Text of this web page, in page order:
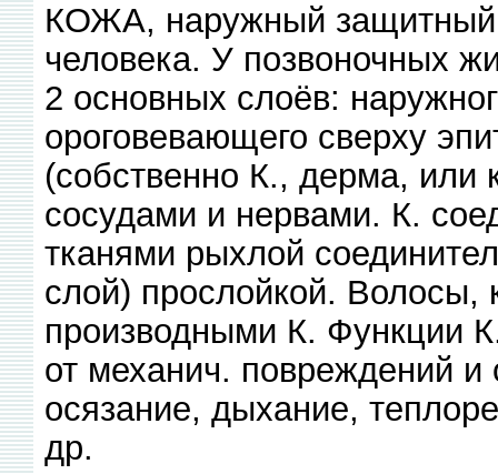
КОЖА, наружный защитный
человека. У позвоночных
2 основных слоёв:
ороговевающего сверху
(собственно К., дерма, или
сосудами и нервами. К.
тканями рыхлой
слой) прослойкой. Волосы,
производными К. Функции
от механич. повреждений
осязание, дыхание,
др.